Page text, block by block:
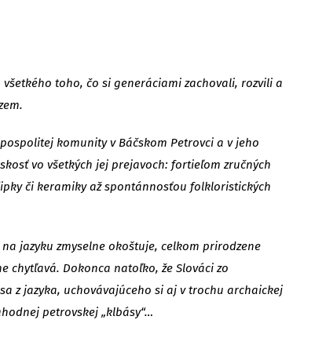
toho, čo si generáciami zachovali, rozvili a
komunity v Báčskom Petrovci a v jeho
vo všetkých jej prejavoch: fortieľom zručných
či keramiky až spontánnosťou folkloristických
jazyku zmyselne okoštuje, celkom prirodzene
chytľavá. Dokonca natoľko, že Slováci zo
z jazyka, uchovávajúceho si aj v trochu archaickej
petrovskej „klbásy“…